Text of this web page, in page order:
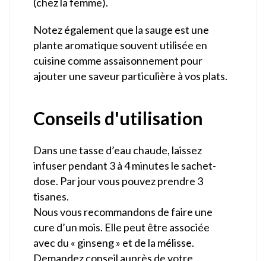
Notez également que la sauge est une
plante aromatique souvent utilisée en
cuisine comme assaisonnement pour
ajouter une saveur particulière à vos plats.
Conseils d'utilisation
Dans une tasse d’eau chaude, laissez
infuser pendant 3 à 4 minutes le sachet-
dose. Par jour vous pouvez prendre 3
tisanes.
Nous vous recommandons de faire une
cure d’un mois. Elle peut être associée
avec du « ginseng » et de la mélisse.
Demandez conseil auprès de votre